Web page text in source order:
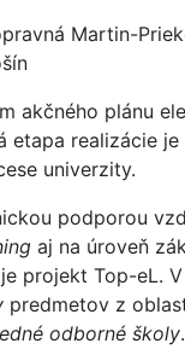
Martin-
akčného plánu
etapa realizácie
univerzity.
podporou
aj na úroveň
projekt Top-eL.
predmetov z
odborné školy.